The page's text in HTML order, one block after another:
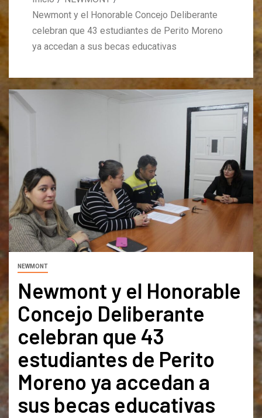
Newmont y el Honorable Concejo Deliberante
celebran que 43 estudiantes de Perito Moreno
ya accedan a sus becas educativas
NEWMONT
Newmont y el Honorable
Concejo Deliberante
celebran que 43
estudiantes de Perito
Moreno ya accedan a
sus becas educativas